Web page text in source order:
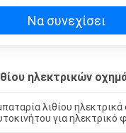
Να συνεχίσει
ηλεκτρικών
λιθίου
για ηλεκτρικό